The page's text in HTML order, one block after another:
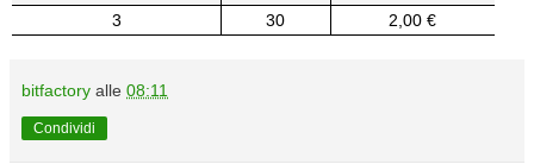
3
30 2,00 €
bitfactory alle 08:11
Condividi